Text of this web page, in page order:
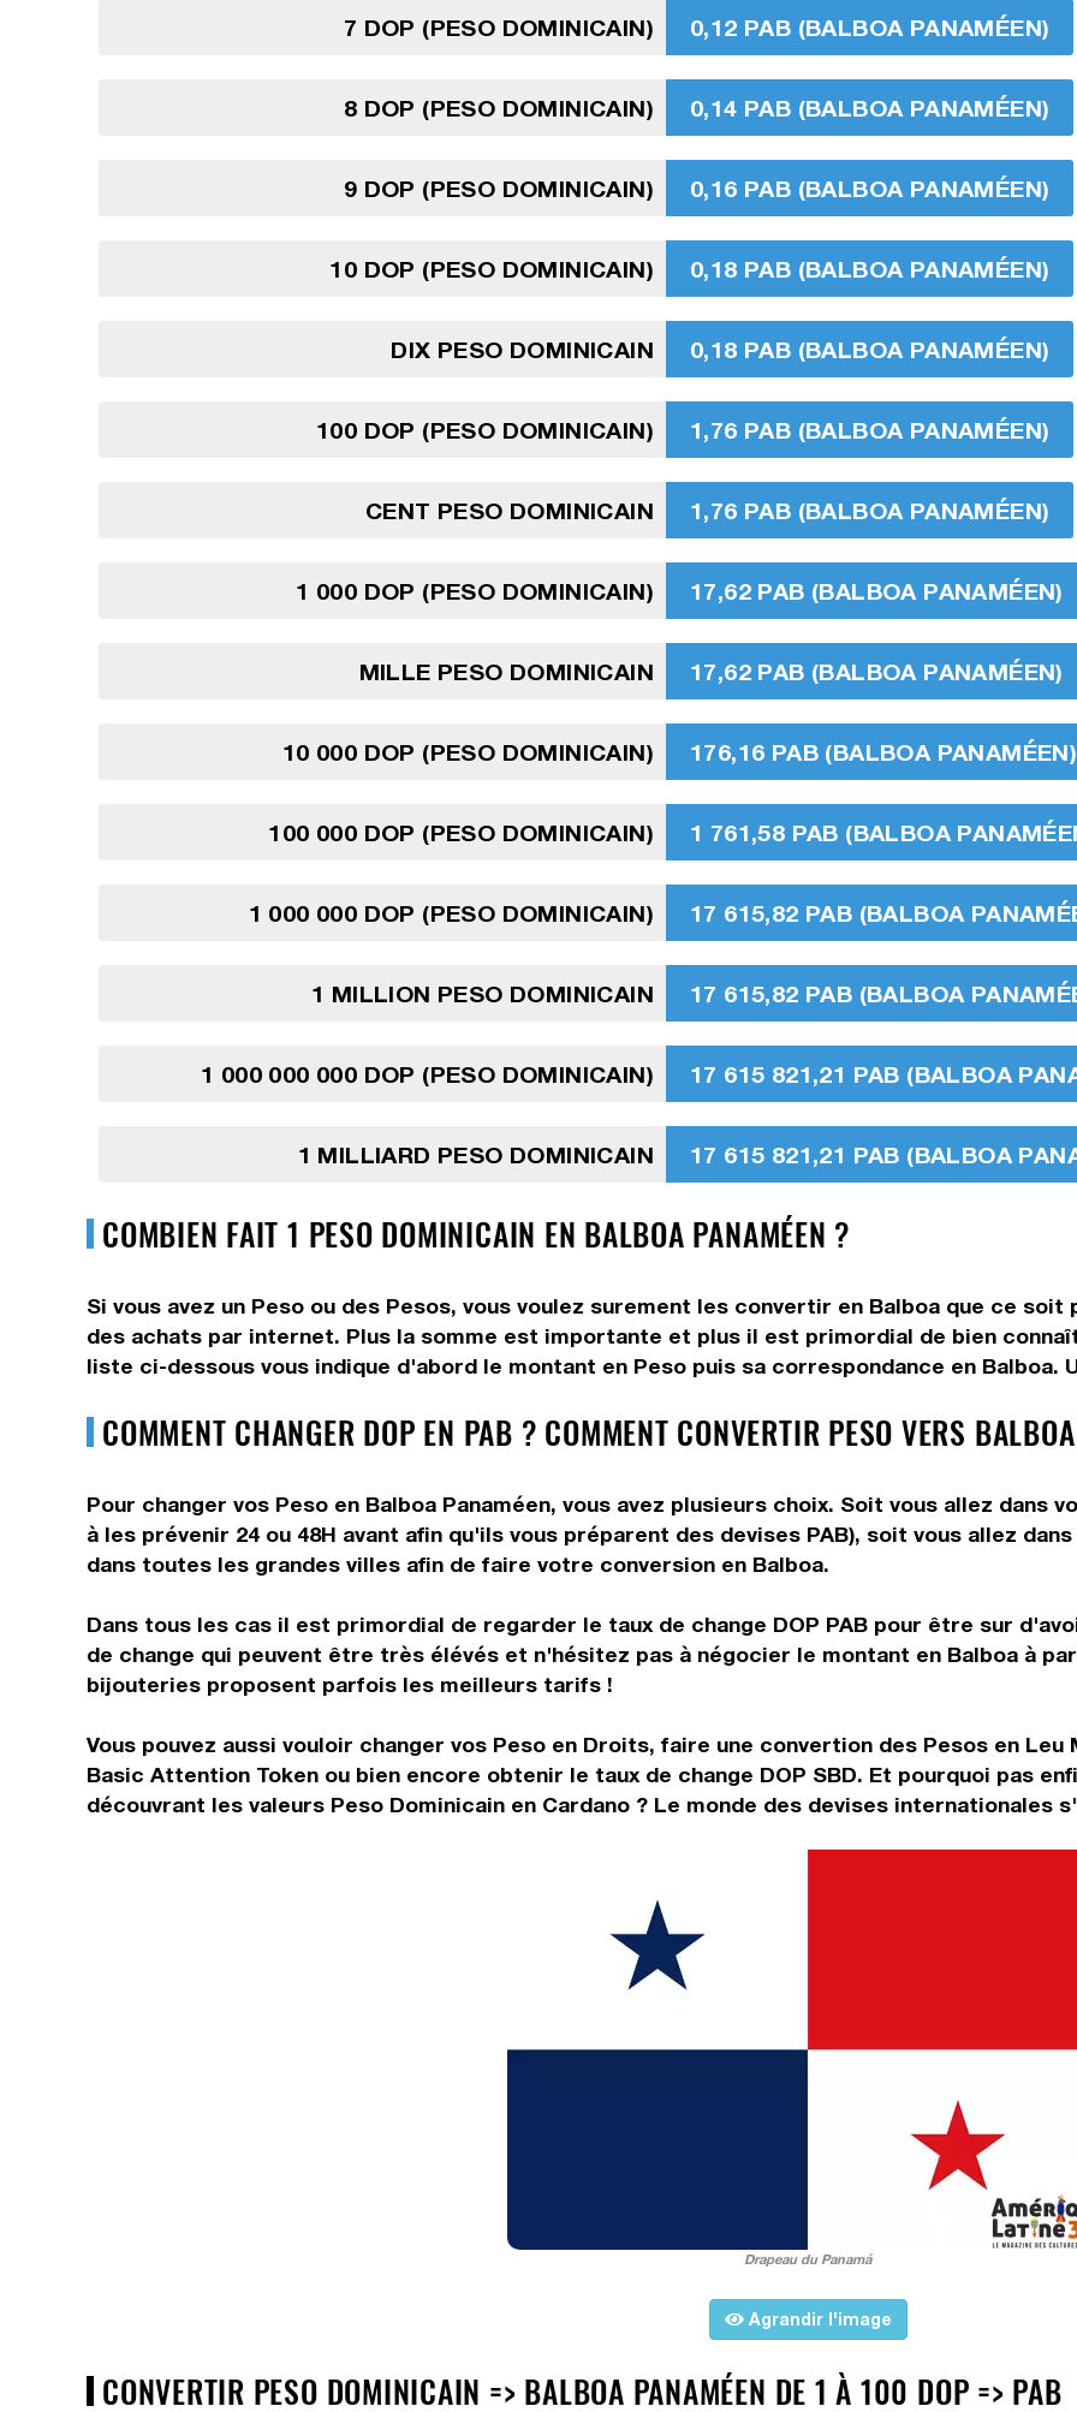
7 DOP (PESO DOMINICAIN) 0,12 PAB (BALBOA PANAMÉEN)
8 DOP (PESO DOMINICAIN) 0,14 PAB (BALBOA PANAMÉEN)
9 DOP (PESO DOMINICAIN) 0,16 PAB (BALBOA PANAMÉEN)
10 DOP (PESO DOMINICAIN) 0,18 PAB (BALBOA PANAMÉEN)
DIX PESO DOMINICAIN 0,18 PAB (BALBOA PANAMÉEN)
100 DOP (PESO DOMINICAIN) 1,76 PAB (BALBOA PANAMÉEN)
CENT PESO DOMINICAIN 1,76 PAB (BALBOA PANAMÉEN)
1 000 DOP (PESO DOMINICAIN) 17,62 PAB (BALBOA PANAMÉEN)
MILLE PESO DOMINICAIN 17,62 PAB (BALBOA PANAMÉEN)
10 000 DOP (PESO DOMINICAIN) 176,16 PAB (BALBOA PANAMÉEN)
100 000 DOP (PESO DOMINICAIN) 1 761,58 PAB (BALBOA
1 000 000 DOP (PESO DOMINICAIN) 17 615,82 PAB (BALBOA
1 MILLION PESO DOMINICAIN 17 615,82 PAB (BALBOA
1 000 000 000 DOP (PESO DOMINICAIN) 17 615 821,21 PAB (BALBOA
1 MILLIARD PESO DOMINICAIN 17 615 821,21 PAB (BALBOA
COMBIEN FAIT 1 PESO DOMINICAIN EN BALBOA PANAMÉEN ?
Si vous avez un Peso ou des Pesos, vous voulez surement les convertir en Balboa que ce
des achats par internet. Plus la somme est importante et plus il est primordial de bien
liste ci-dessous vous indique d'abord le montant en Peso puis sa correspondance en Balboa.
COMMENT CHANGER DOP EN PAB ? COMMENT CONVERTIR PESO VERS
Pour changer vos Peso en Balboa Panaméen, vous avez plusieurs choix. Soit vous allez dans
à les prévenir 24 ou 48H avant afin qu'ils vous préparent des devises PAB), soit vous allez
dans toutes les grandes villes afin de faire votre conversion en Balboa.
Dans tous les cas il est primordial de regarder le taux de change DOP PAB pour être sur
de change qui peuvent être très élévés et n'hésitez pas à négocier le montant en Balboa à
bijouteries proposent parfois les meilleurs tarifs !
Vous pouvez aussi vouloir changer vos Peso en Droits, faire une convertion des Pesos en
Basic Attention Token ou bien encore obtenir le taux de change DOP SBD. Et pourquoi pas
découvrant les valeurs Peso Dominicain en Cardano ? Le monde des devises internationales
Drapeau du Panamá
Agrandir l'image
CONVERTIR PESO DOMINICAIN => BALBOA PANAMÉEN DE 1 À 100 DOP => PAB